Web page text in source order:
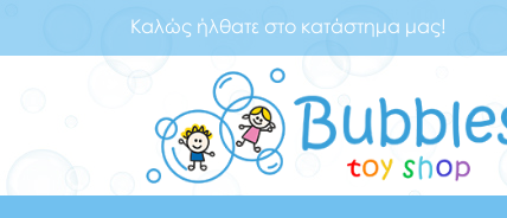
Καλώς ήλθατε στο κατάστημα μας!